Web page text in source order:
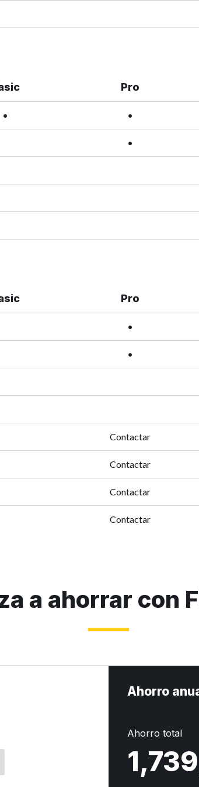
Pro
• •
•
Pro
•
•
Contactar
Contactar
Contactar
Contactar
a ahorrar con
Ahorro
Ahorro total